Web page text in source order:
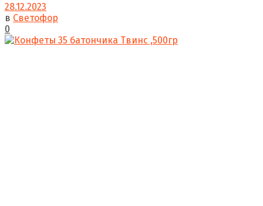
28.12.2023
в Светофор
0